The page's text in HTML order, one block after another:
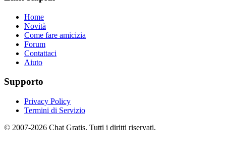
Home
Novità
Come fare amicizia
Forum
Contattaci
Aiuto
Supporto
Privacy Policy
Termini di Servizio
© 2007-2026 Chat Gratis. Tutti i diritti riservati.